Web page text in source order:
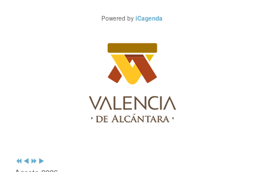
Powered by iCagenda
YearMonth
YearMonth